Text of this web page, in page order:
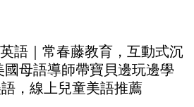
語｜常春藤教育，互動式沉
母語導師帶寶貝邊玩邊學
，線上兒童美語推薦